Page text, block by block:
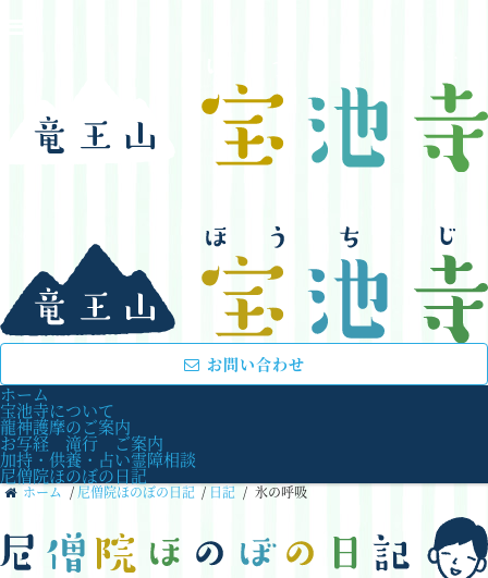
お問い合わせ
ホーム
宝池寺について
龍神護摩のご案内
お写経 滝行 ご案内
加持・供養・占い霊障相談
尼僧院ほのぼの日記
ホーム / 尼僧院ほのぼの日記 / 日記 / 氷の呼吸